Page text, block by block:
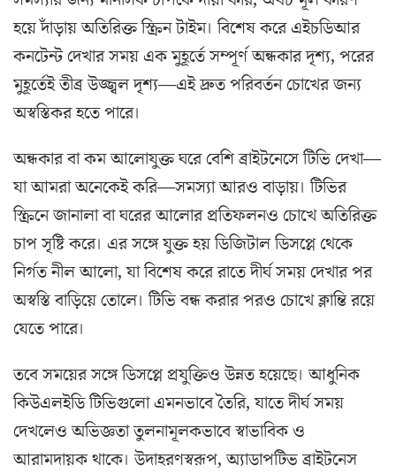
হয়ে দাঁড়ায় অতিরিক্ত স্ক্রিন টাইম। বিশেষ করে এইচডিআর
কনটেন্ট দেখার সময় এক মুহূর্তে সম্পূর্ণ অন্ধকার দৃশ্য, পরের
মুহূর্তেই তীব্র উজ্জ্বল দৃশ্য—এই দ্রুত পরিবর্তন চোখের জন্য
অস্বস্তিকর হতে পারে।
অন্ধকার বা কম আলোযুক্ত ঘরে বেশি ব্রাইটনেসে টিভি দেখা—
যা আমরা অনেকেই করি—সমস্যা আরও বাড়ায়। টিভির
স্ক্রিনে জানালা বা ঘরের আলোর প্রতিফলনও চোখে অতিরিক্ত
চাপ সৃষ্টি করে। এর সঙ্গে যুক্ত হয় ডিজিটাল ডিসপ্লে থেকে
নির্গত নীল আলো, যা বিশেষ করে রাতে দীর্ঘ সময় দেখার পর
অস্বস্তি বাড়িয়ে তোলে। টিভি বন্ধ করার পরও চোখে ক্লান্তি রয়ে
যেতে পারে।
তবে সময়ের সঙ্গে ডিসপ্লে প্রযুক্তিও উন্নত হয়েছে। আধুনিক
কিউএলইডি টিভিগুলো এমনভাবে তৈরি, যাতে দীর্ঘ সময়
দেখলেও অভিজ্ঞতা তুলনামূলকভাবে স্বাভাবিক ও
আরামদায়ক থাকে। উদাহরণস্বরূপ, অ্যাডাপটিভ ব্রাইটনেস